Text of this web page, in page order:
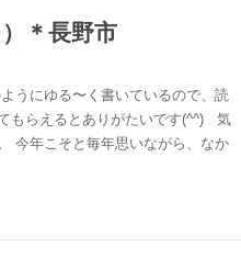
＊長野市
うにゆる〜く書いているので、読
もらえるとありがたいです(^^) 気
今年こそと毎年思いながら、なか